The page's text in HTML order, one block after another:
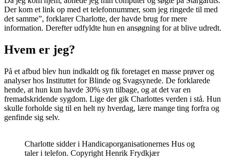
Der kom et link op med et telefonnummer, som jeg ringede til med
det samme”, forklarer Charlotte, der havde brug for mere
information. Derefter udfyldte hun en ansøgning for at blive udredt.
Hvem er jeg?
På et afbud blev hun indkaldt og fik foretaget en masse prøver og
analyser hos Instituttet for Blinde og Svagsynede. De forklarede
hende, at hun kun havde 30% syn tilbage, og at det var en
fremadskridende sygdom. Lige der gik Charlottes verden i stå. Hun
skulle forholde sig til en helt ny hverdag, lære mange ting forfra og
genfinde sig selv.
Charlotte sidder i Handicaporganisationernes Hus og
taler i telefon. Copyright Henrik Frydkjær